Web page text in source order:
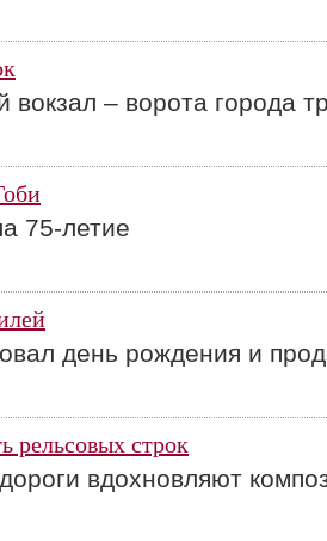
вокзал – ворота города
75-летие
день рождения и
рельсовых строк
вдохновляют